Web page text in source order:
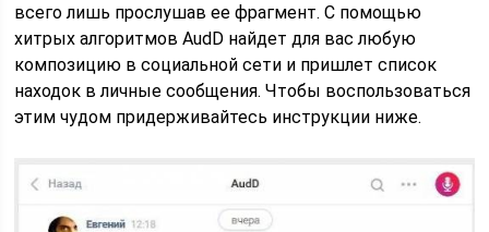
всего лишь прослушав ее фрагмент. С помощью
хитрых алгоритмов AudD найдет для вас любую
композицию в социальной сети и пришлет список
находок в личные сообщения. Чтобы воспользоваться
этим чудом придерживайтесь инструкции ниже.